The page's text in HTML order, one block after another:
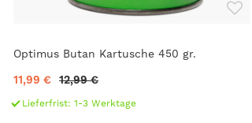
Optimus Butan Kartusche 450 gr.
11,99 € 12,99 €
Lieferfrist: 1-3 Werktage